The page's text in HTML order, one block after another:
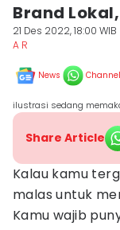
Brand
21 Des 2022, 18:00 WIB
A R
News Channel
ilustrasi sedang
Share Article
Kalau kamu
malas untuk
Kamu wajib